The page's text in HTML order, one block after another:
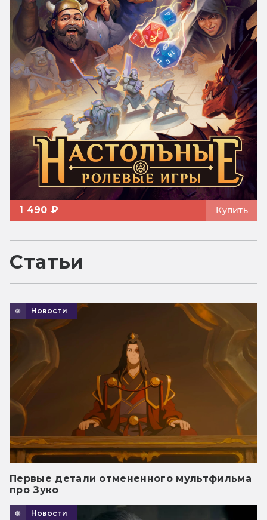
1 490 ₽ Купить
Статьи
Новости
Первые детали отмененного мультфильма
про Зуко
Новости